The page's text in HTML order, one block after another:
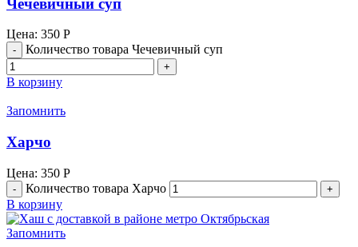
Цена: 350 Р
Количество товара Чечевичный суп
В корзину
Запомнить
Харчо
Цена: 350 Р
Количество товара Харчо
В корзину
Запомнить